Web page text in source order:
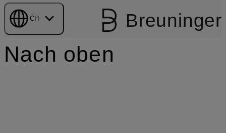
CH Breuninger
Nach oben